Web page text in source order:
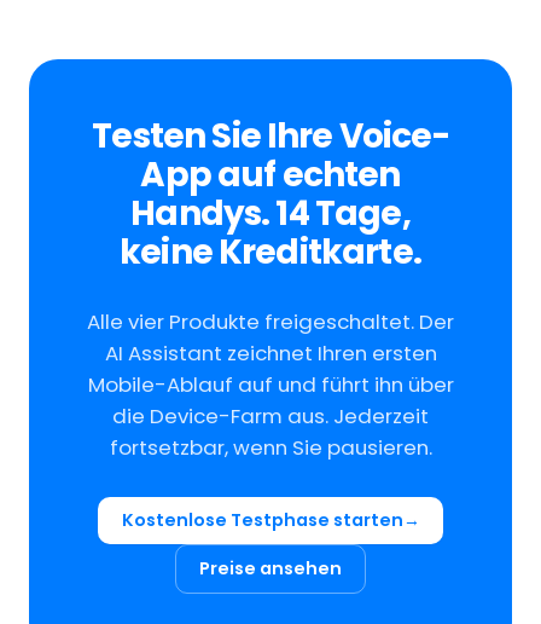
Testen Sie Ihre Voice-
App auf echten
Handys. 14 Tage,
keine Kreditkarte.
Alle vier Produkte freigeschaltet. Der
AI Assistant zeichnet Ihren ersten
Mobile-Ablauf auf und führt ihn über
die Device-Farm aus. Jederzeit
fortsetzbar, wenn Sie pausieren.
Kostenlose Testphase starten
Preise ansehen